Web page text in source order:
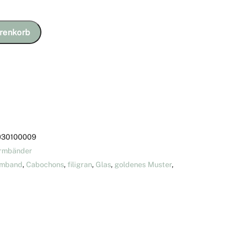
, Cabochons, filigran, Glas, goldenes Muster,